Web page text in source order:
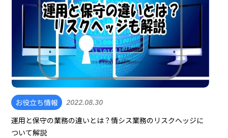
お役立ち情報 2022.08.30
運用と保守の業務の違いとは？情シス業務のリスクヘッジに
ついて解説